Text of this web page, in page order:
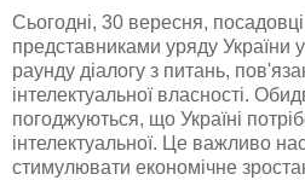
Сьогодні, 30 вересня,
представниками уряду України
раунду діалогу з питань,
інтелектуальної власності.
погоджуються, що Україні
інтелектуальної. Це важливо
стимулювати економічне